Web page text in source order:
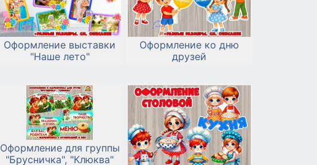
Оформление выставки
"Наше лето"
Оформление ко дню
друзей
Оформление для группы
"Брусничка", "Клюква"